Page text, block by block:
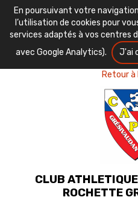
En poursuivant votre
l’utilisation de cookies pour
services adaptés à vos centres
avec Google Analytics).
J'ai
Retour à
CLUB
ROCHETTE